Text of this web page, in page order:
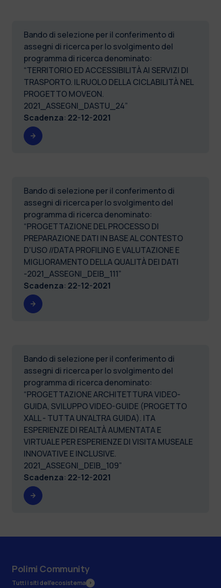
Bando di selezione per il conferimento di
assegni di ricerca per lo svolgimento del
programma di ricerca denominato:
“TERRITORIO ED ACCESSIBILITÀ AI SERVIZI DI
TRASPORTO. IL RUOLO DELLA CICLABILITÀ NEL
PROGETTO MOVEON.
2021_ASSEGNI_DASTU_24”
Scadenza: 22-12-2021
Bando di selezione per il conferimento di
assegni di ricerca per lo svolgimento del
programma di ricerca denominato:
“PROGETTAZIONE DEL PROCESSO DI
PREPARAZIONE DATI IN BASE AL CONTESTO
D'USO //DATA PROFILING E VALUTAZIONE E
MIGLIORAMENTO DELLA QUALITÀ DEI DATI
-2021_ASSEGNI_DEIB_111”
Scadenza: 22-12-2021
Bando di selezione per il conferimento di
assegni di ricerca per lo svolgimento del
programma di ricerca denominato:
“PROGETTAZIONE ARCHITETTURA VIDEO-
GUIDA, SVILUPPO VIDEO-GUIDE (PROGETTO
XALL - TUTTA UN'ALTRA GUIDA). ITA
ESPERIENZE DI REALTÀ AUMENTATA E
VIRTUALE PER ESPERIENZE DI VISITA MUSEALE
INNOVATIVE E INCLUSIVE.
2021_ASSEGNI_DEIB_109”
Scadenza: 22-12-2021
Polimi Community
Tutti i siti dell’ecosistema